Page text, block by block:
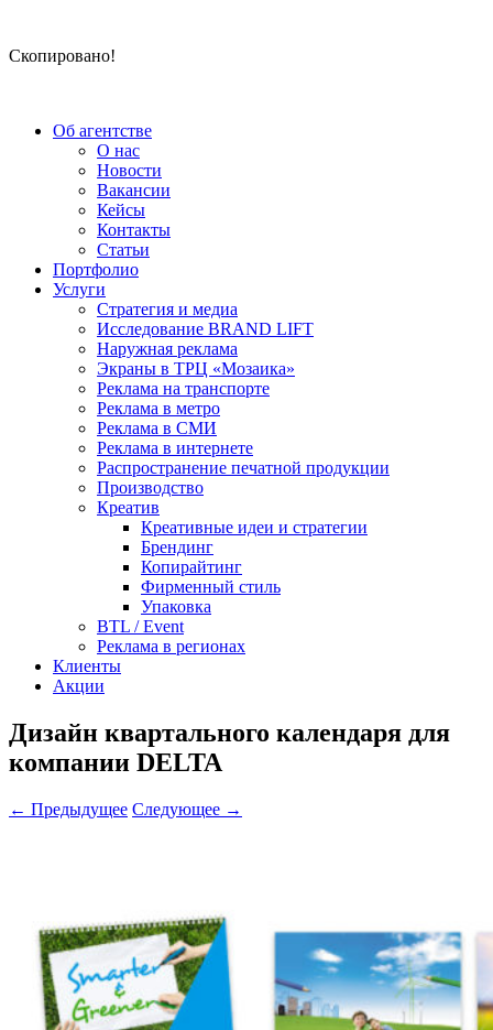
Скопировано!
Об агентстве
О нас
Новости
Вакансии
Кейсы
Контакты
Статьи
Портфолио
Услуги
Стратегия и медиа
Исследование BRAND LIFT
Наружная реклама
Экраны в ТРЦ «Мозаика»
Реклама на транспорте
Реклама в метро
Реклама в СМИ
Реклама в интернете
Распространение печатной продукции
Производство
Креатив
Креативные идеи и стратегии
Брендинг
Копирайтинг
Фирменный стиль
Упаковка
BTL / Event
Реклама в регионах
Клиенты
Акции
Дизайн квартального календаря для
компании DELTA
← Предыдущее Следующее →